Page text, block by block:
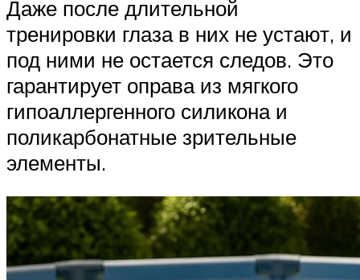
Даже после длительной
тренировки глаза в них не устают, и
под ними не остается следов. Это
гарантирует оправа из мягкого
гипоаллергенного силикона и
поликарбонатные зрительные
элементы.